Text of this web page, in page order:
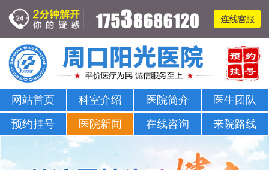
周口哪家医院可以看男科-正规男科-医院排名
网站首页 科室介绍 医院简介
医生团队
预约挂号
医院新闻 在线咨询 来院路线